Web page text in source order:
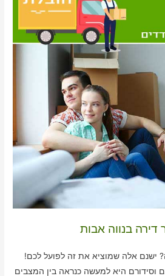
דירה בנווה אבות
ישנם אלה שמוציא את זה לפועל לכם!
וסידורם היא למעשה כנראה בין המצבים